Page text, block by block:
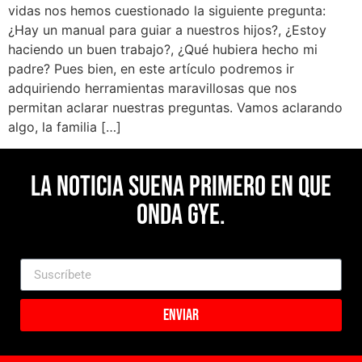
vidas nos hemos cuestionado la siguiente pregunta:
¿Hay un manual para guiar a nuestros hijos?, ¿Estoy
haciendo un buen trabajo?, ¿Qué hubiera hecho mi
padre? Pues bien, en este artículo podremos ir
adquiriendo herramientas maravillosas que nos
permitan aclarar nuestras preguntas. Vamos aclarando
algo, la familia […]
La noticia suena primero en Que
Onda Gye.
Enviar